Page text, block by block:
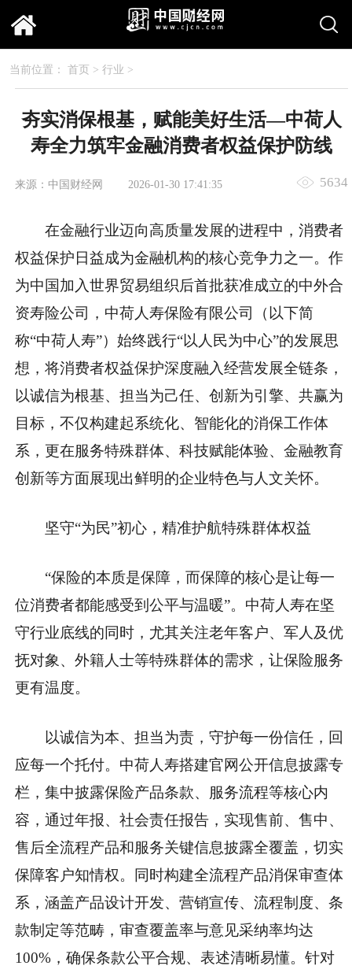
当前位置： 首页 > 行业 >
夯实消保根基，赋能美好生活—中荷人
寿全力筑牢金融消费者权益保护防线
来源：中国财经网 2026-01-30 17:41:35 5634
在金融行业迈向高质量发展的进程中，消费者
权益保护日益成为金融机构的核心竞争力之一。作
为中国加入世界贸易组织后首批获准成立的中外合
资寿险公司，中荷人寿保险有限公司（以下简
称“中荷人寿”）始终践行“以人民为中心”的发展思
想，将消费者权益保护深度融入经营发展全链条，
以诚信为根基、担当为己任、创新为引擎、共赢为
目标，不仅构建起系统化、智能化的消保工作体
系，更在服务特殊群体、科技赋能体验、金融教育
创新等方面展现出鲜明的企业特色与人文关怀。
坚守“为民”初心，精准护航特殊群体权益
“保险的本质是保障，而保障的核心是让每一
位消费者都能感受到公平与温暖”。中荷人寿在坚
守行业底线的同时，尤其关注老年客户、军人及优
抚对象、外籍人士等特殊群体的需求，让保险服务
更有温度。
以诚信为本、担当为责，守护每一份信任，回
应每一个托付。中荷人寿搭建官网公开信息披露专
栏，集中披露保险产品条款、服务流程等核心内
容，通过年报、社会责任报告，实现售前、售中、
售后全流程产品和服务关键信息披露全覆盖，切实
保障客户知情权。同时构建全流程产品消保审查体
系，涵盖产品设计开发、营销宣传、流程制度、条
款制定等范畴，审查覆盖率与意见采纳率均达
100%，确保条款公平合规、表述清晰易懂。针对